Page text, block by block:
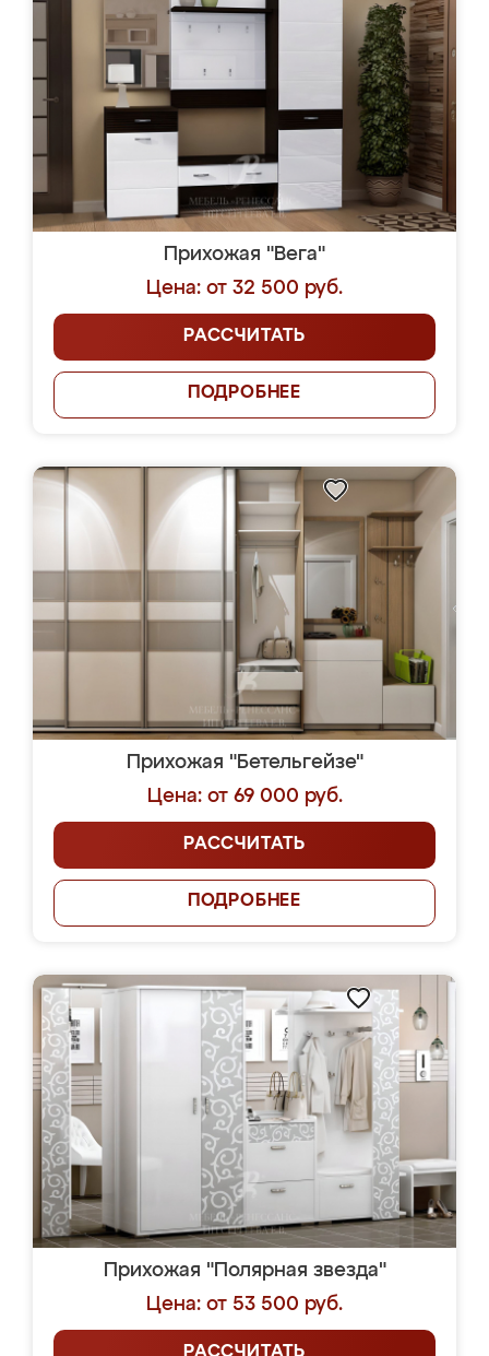
Прихожая "Вега"
Цена: от 32 500 руб.
РАССЧИТАТЬ
ПОДРОБНЕЕ
Прихожая "Бетельгейзе"
Цена: от 69 000 руб.
РАССЧИТАТЬ
ПОДРОБНЕЕ
Прихожая "Полярная звезда"
Цена: от 53 500 руб.